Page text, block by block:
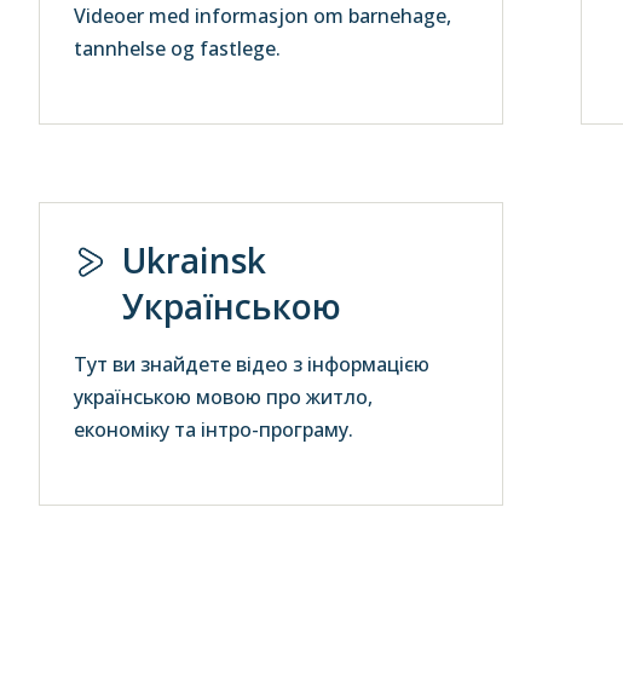
Videoer med informasjon om barnehage,
tannhelse og fastlege.
Ukrainsk
Українською
Тут ви знайдете відео з інформацією
українською мовою про житло,
економіку та інтро-програму.